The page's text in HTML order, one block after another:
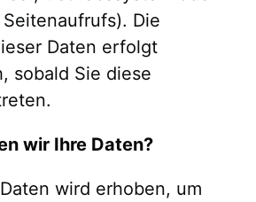
Die
Daten erfolgt
sobald Sie diese
wir Ihre Daten?
wird erhoben, um